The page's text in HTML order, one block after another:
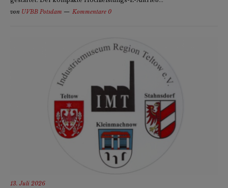
von UVBB Potsdam Kommentare 0
13. Juli 2026